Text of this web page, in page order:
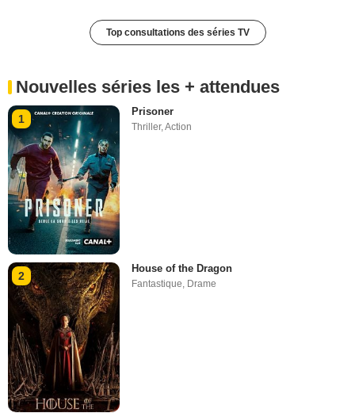
Top consultations des séries TV
Nouvelles séries les + attendues
1
Prisoner
Thriller,Action
2
House of the Dragon
Fantastique, Drame